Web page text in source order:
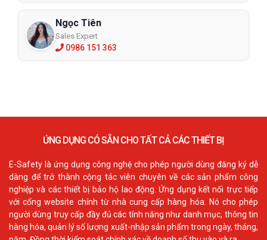
Ngọc Tiên
Sales Expert
0986 151 363
ỨNG DỤNG CÓ SẴN CHO TẤT CẢ CÁC THIẾT BỊ
E-Safety là ứng dụng công nghệ cho phép người dùng đăng ký dễ
dàng để trở thành cộng tác viên chuyên về các sản phẩm công
nghiệp và các thiết bị bảo hộ lao động. Ứng dụng kết nối trực tiếp
với cổng website chính từ nhà cung cấp hàng hóa. Nó cho phép
người dùng truy cấp đầy đủ các tính năng như danh mục, thông tin
hàng hóa, quản lý số lượng xuất-nhập sản phẩm trong ngày, tháng,